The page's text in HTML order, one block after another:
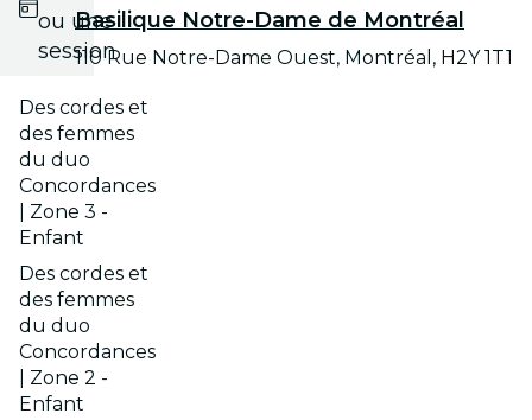
ou une
session
Des cordes et
des femmes
du duo
Concordances
| Zone 3 -
Enfant
Des cordes et
des femmes
du duo
Concordances
| Zone 2 -
Enfant
Basilique Notre-Dame de Montréal
110 Rue Notre-Dame Ouest, Montréal, H2Y 1T1